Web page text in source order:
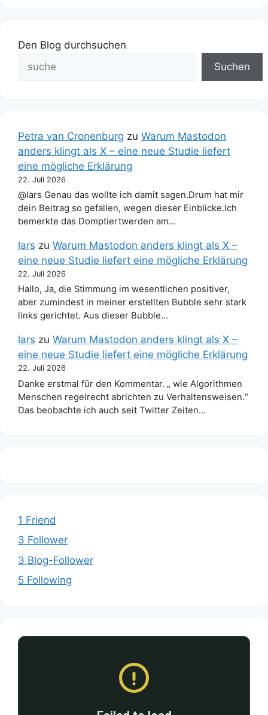
Den Blog durchsuchen
Suchen
Petra van Cronenburg zu Warum Mastodon
anders klingt als X – eine neue Studie liefert
eine mögliche Erklärung
22. Juli 2026
@lars Genau das wollte ich damit sagen.Drum hat mir
dein Beitrag so gefallen, wegen dieser Einblicke.Ich
bemerkte das Domptiertwerden am…
lars zu Warum Mastodon anders klingt als X –
eine neue Studie liefert eine mögliche Erklärung
22. Juli 2026
Hallo, Ja, die Stimmung im wesentlichen positiver,
aber zumindest in meiner erstellten Bubble sehr stark
links gerichtet. Aus dieser Bubble…
lars zu Warum Mastodon anders klingt als X –
eine neue Studie liefert eine mögliche Erklärung
22. Juli 2026
Danke erstmal für den Kommentar. „ wie Algorithmen
Menschen regelrecht abrichten zu Verhaltensweisen.“
Das beobachte ich auch seit Twitter Zeiten…
1 Friend
3 Follower
3 Blog-Follower
5 Following